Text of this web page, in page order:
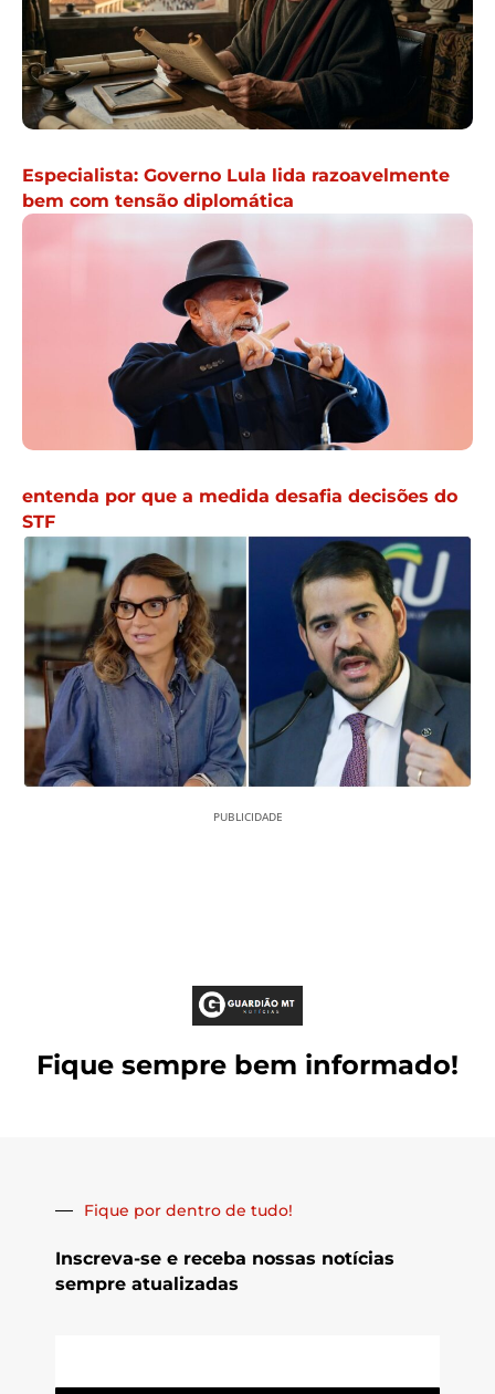
Especialista: Governo Lula lida razoavelmente
bem com tensão diplomática
entenda por que a medida desafia decisões do
STF
PUBLICIDADE
Fique sempre bem informado!
Fique por dentro de tudo!
Inscreva-se e receba nossas notícias
sempre atualizadas